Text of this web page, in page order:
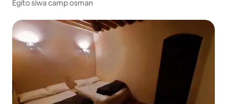
Egito siwa camp osman